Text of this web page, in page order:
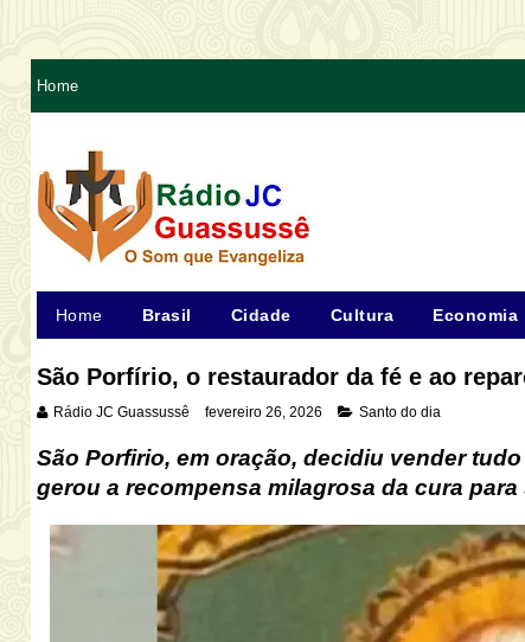
Home
Home Brasil Cidade Cultura Economia
São Porfírio, o restaurador da fé e ao
Rádio JC Guassussê fevereiro 26, 2026 Santo do dia
São Porfirio, em oração, decidiu vender
gerou a recompensa milagrosa da cura